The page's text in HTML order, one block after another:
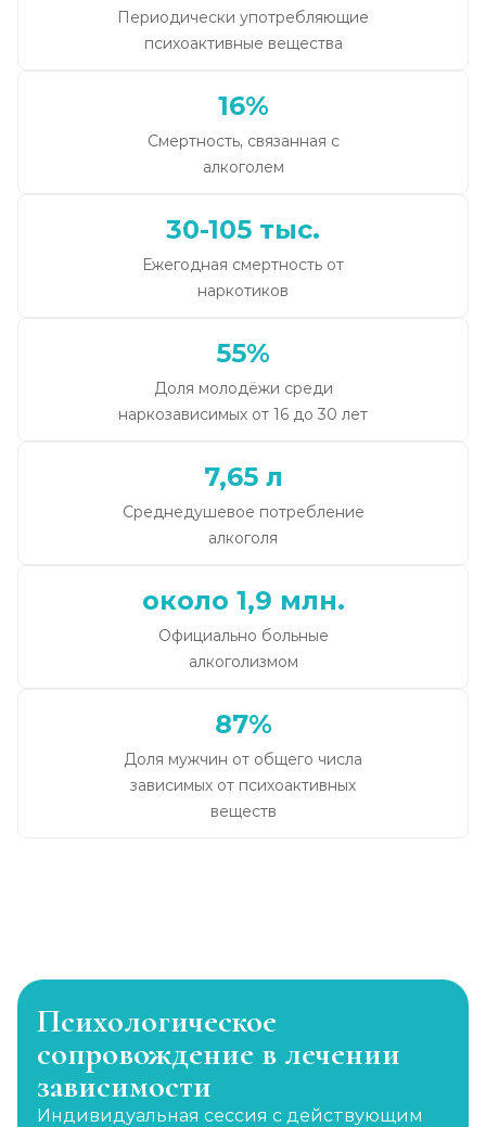
Периодически употребляющие
психоактивные вещества
16%
Смертность, связанная с
алкоголем
30-105 тыс.
Ежегодная смертность от
наркотиков
55%
Доля молодёжи среди
наркозависимых от 16 до 30 лет
7,65 л
Среднедушевое потребление
алкоголя
около 1,9 млн.
Официально больные
алкоголизмом
87%
Доля мужчин от общего числа
зависимых от психоактивных
веществ
Психологическое
сопровождение в лечении
зависимости
Индивидуальная сессия с действующим